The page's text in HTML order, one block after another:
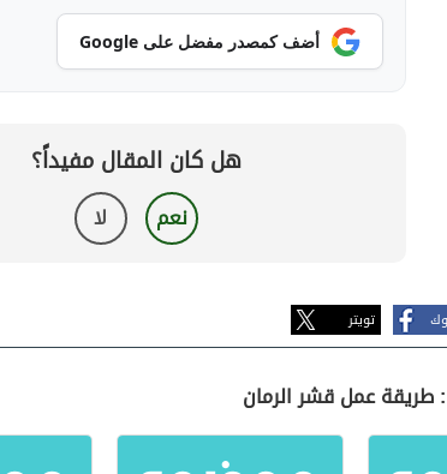
أضف كمصدر مفضل على Google
هل كان المقال مفيداً؟
نعم لا
تويتر
طريقة عمل قشر الرمان